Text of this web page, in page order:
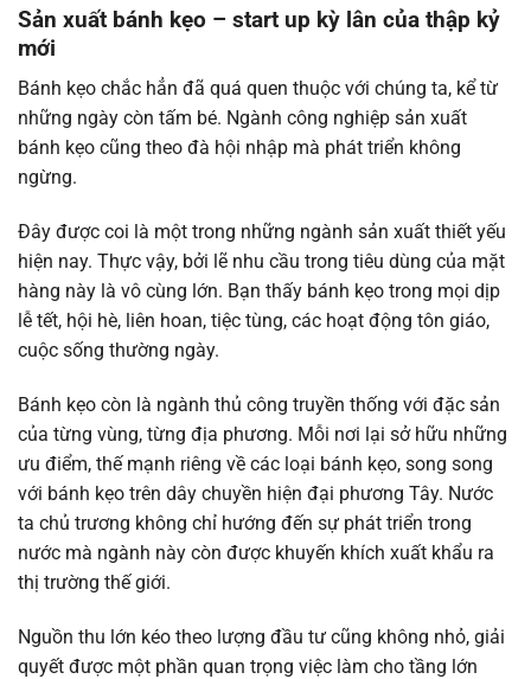
Sản xuất bánh kẹo – start up kỳ lân của thập kỷ
mới
Bánh kẹo chắc hẳn đã quá quen thuộc với chúng ta, kể từ
những ngày còn tấm bé. Ngành công nghiệp sản xuất
bánh kẹo cũng theo đà hội nhập mà phát triển không
ngừng.
Đây được coi là một trong những ngành sản xuất thiết yếu
hiện nay. Thực vậy, bởi lẽ nhu cầu trong tiêu dùng của mặt
hàng này là vô cùng lớn. Bạn thấy bánh kẹo trong mọi dịp
lễ tết, hội hè, liên hoan, tiệc tùng, các hoạt động tôn giáo,
cuộc sống thường ngày.
Bánh kẹo còn là ngành thủ công truyền thống với đặc sản
của từng vùng, từng địa phương. Mỗi nơi lại sở hữu những
ưu điểm, thế mạnh riêng về các loại bánh kẹo, song song
với bánh kẹo trên dây chuyền hiện đại phương Tây. Nước
ta chủ trương không chỉ hướng đến sự phát triển trong
nước mà ngành này còn được khuyến khích xuất khẩu ra
thị trường thế giới.
Nguồn thu lớn kéo theo lượng đầu tư cũng không nhỏ, giải
quyết được một phần quan trọng việc làm cho tầng lớn